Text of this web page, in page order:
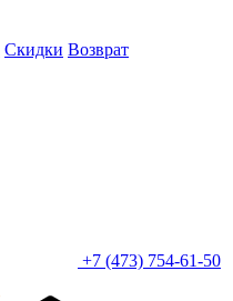
Скидки Возврат
+7 (473) 754-61-50